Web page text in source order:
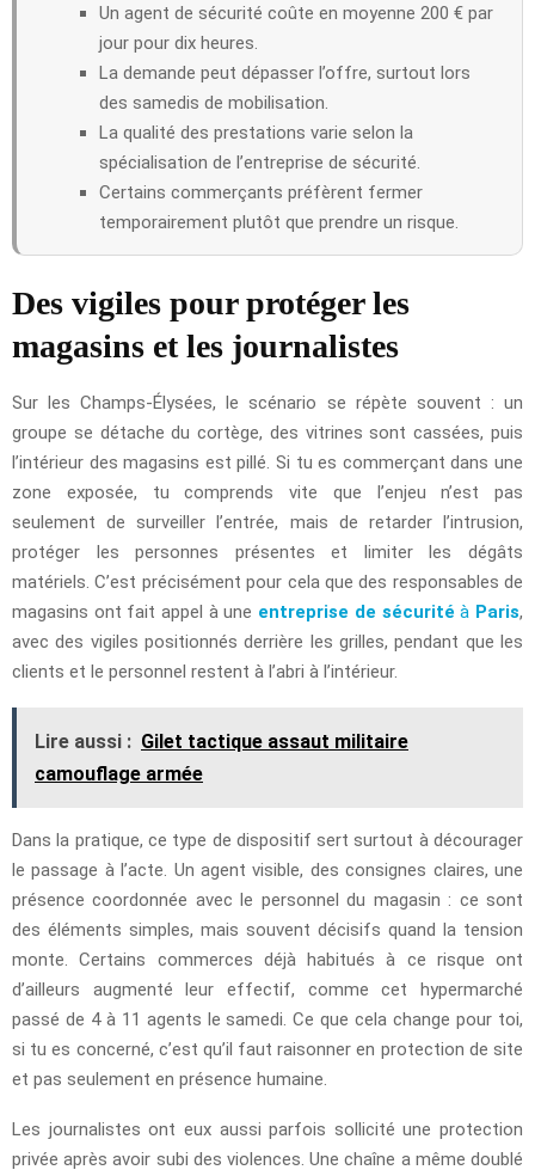
Un agent de sécurité coûte en moyenne 200 € par
jour pour dix heures.
La demande peut dépasser l’offre, surtout lors
des samedis de mobilisation.
La qualité des prestations varie selon la
spécialisation de l’entreprise de sécurité.
Certains commerçants préfèrent fermer
temporairement plutôt que prendre un risque.
Des vigiles pour protéger les
magasins et les journalistes
Sur les Champs-Élysées, le scénario se répète souvent : un
groupe se détache du cortège, des vitrines sont cassées, puis
l’intérieur des magasins est pillé. Si tu es commerçant dans une
zone exposée, tu comprends vite que l’enjeu n’est pas
seulement de surveiller l’entrée, mais de retarder l’intrusion,
protéger les personnes présentes et limiter les dégâts
matériels. C’est précisément pour cela que des responsables de
magasins ont fait appel à une entreprise de sécurité à Paris,
avec des vigiles positionnés derrière les grilles, pendant que les
clients et le personnel restent à l’abri à l’intérieur.
Lire aussi : Gilet tactique assaut militaire
camouflage armée
Dans la pratique, ce type de dispositif sert surtout à décourager
le passage à l’acte. Un agent visible, des consignes claires, une
présence coordonnée avec le personnel du magasin : ce sont
des éléments simples, mais souvent décisifs quand la tension
monte. Certains commerces déjà habitués à ce risque ont
d’ailleurs augmenté leur effectif, comme cet hypermarché
passé de 4 à 11 agents le samedi. Ce que cela change pour toi,
si tu es concerné, c’est qu’il faut raisonner en protection de site
et pas seulement en présence humaine.
Les journalistes ont eux aussi parfois sollicité une protection
privée après avoir subi des violences. Une chaîne a même doublé